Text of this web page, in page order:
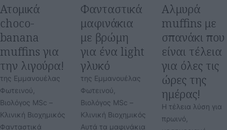
Ατομικά
choco-
banana
muffins για
την λιγούρα!
της Εμμανουέλας
Φωτεινού,
Βιολόγος MSc –
Κλινική Βιοχημικός
Φανταστικά
Φανταστικά
μαφινάκια
με βρώμη
για ένα light
γλυκό
της Εμμανουέλας
Φωτεινού,
Βιολόγος MSc –
Κλινική Βιοχημικός
Αυτά τα μαφινάκια
Αλμυρά
muffins με
σπανάκι που
είναι τέλεια
για όλες τις
ώρες της
ημέρας!
Η τέλεια λύση για
πρωινό,